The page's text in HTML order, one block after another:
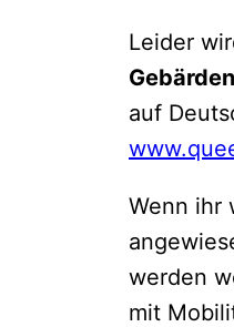
Leider
auf
Wenn ihr
werden
mit